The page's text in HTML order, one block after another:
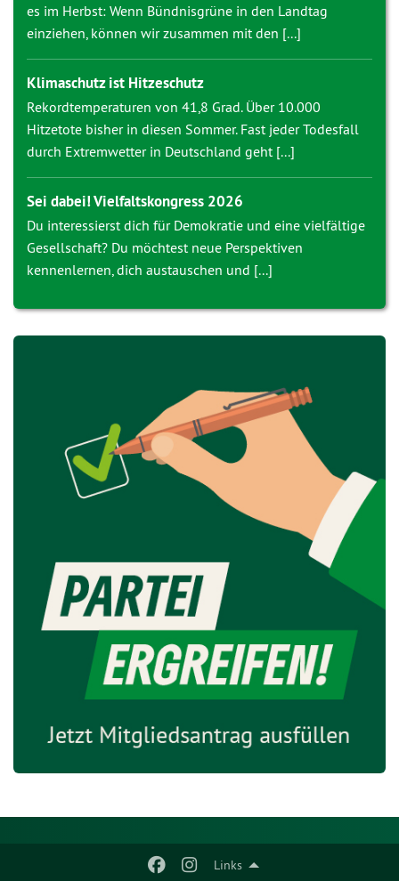
Links
es im Herbst: Wenn Bündnisgrüne in den Landtag
einziehen, können wir zusammen mit den [...]
Klimaschutz ist Hitzeschutz
Rekordtemperaturen von 41,8 Grad. Über 10.000
Hitzetote bisher in diesen Sommer. Fast jeder Todesfall
durch Extremwetter in Deutschland geht [...]
Sei dabei! Vielfaltskongress 2026
Du interessierst dich für Demokratie und eine vielfältige
Gesellschaft? Du möchtest neue Perspektiven
kennenlernen, dich austauschen und [...]